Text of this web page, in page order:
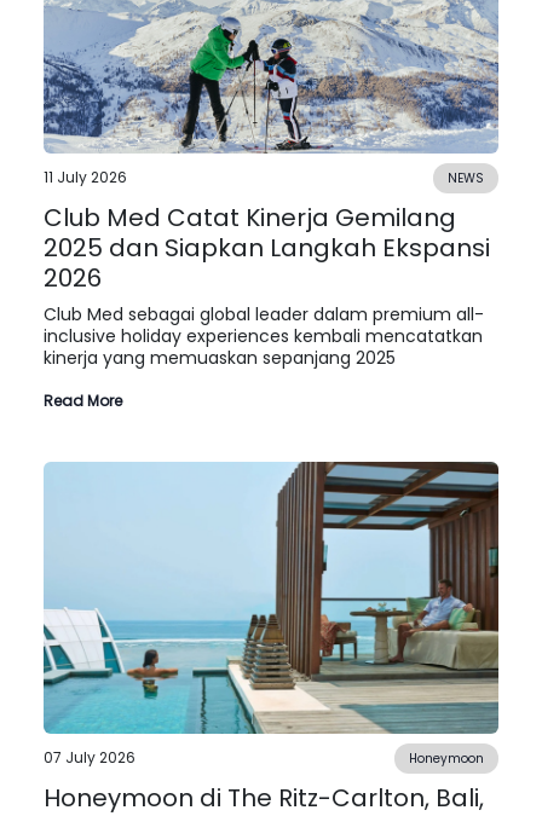
11 July 2026 NEWS
Club Med Catat Kinerja Gemilang
2025 dan Siapkan Langkah Ekspansi
2026
Club Med sebagai global leader dalam premium all-
inclusive holiday experiences kembali mencatatkan
kinerja yang memuaskan sepanjang 2025
Read More
07 July 2026 Honeymoon
Honeymoon di The Ritz-Carlton, Bali,